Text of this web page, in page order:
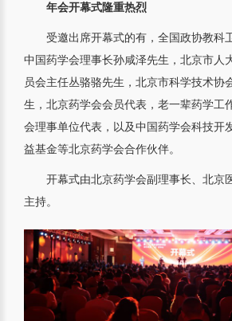
年会开幕式隆重热烈
受邀出席开幕式的有，全国政协教科
中国药学会理事长孙咸泽先生，北京市人
员会主任丛骆骆先生，北京市科学技术协
生，北京药学会会员代表，老一辈药学工
会理事单位代表，以及中国药学会科技开
益基金等北京药学会合作伙伴。
开幕式由北京药学会副理事长、北京
主持。